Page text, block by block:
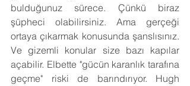
bulduğunuz sürece. Çünkü biraz
şüpheci olabilirsiniz. Ama gerçeği
ortaya çıkarmak konusunda şanslısınız.
Ve gizemli konular size bazı kapılar
açabilir. Elbette "gücün karanlık tarafına
geçme" riski de barındırıyor. Hugh